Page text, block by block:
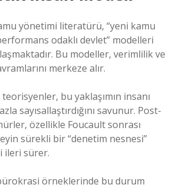
yönetimi literatürü, “yeni kamu
odaklı devlet” modelleri
Bu modeller, verimlilik ve
merkeze alır.
bu yaklaşımın insanı
sayısallaştırdığını savunur. Post-
özellikle Foucault sonrası
sürekli bir “denetim nesnesi”
ileri sürer.
örneklerinde bu durum